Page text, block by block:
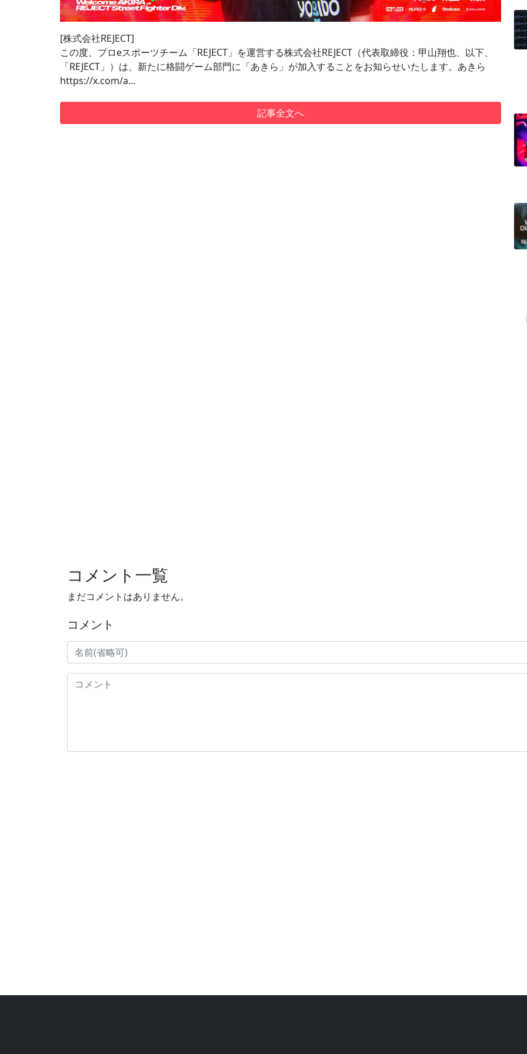
[株式会社REJECT]
この度、プロeスポーツチーム「REJECT」を運営する株式会社REJECT（代表取締役：甲山翔也、以下、
「REJECT」）は、新たに格闘ゲーム部門に「あきら」が加入することをお知らせいたします。あきら
https://x.com/a...
記事全文へ
コメント一覧
まだコメントはありません。
コメント